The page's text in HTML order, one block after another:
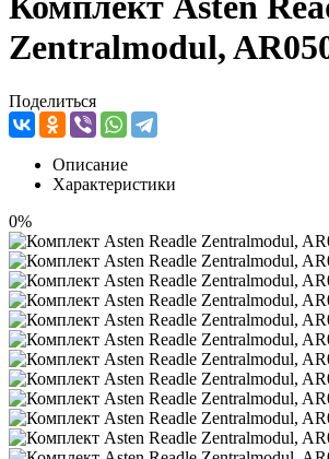
Zentralmodul,
Поделиться
Описание
Характеристики
0%